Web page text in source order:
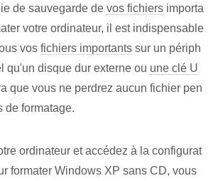
de sauvegarde de vos fichiers importa
votre ordinateur, il est indispensable
vos fichiers importants sur un périph
qu'un disque dur externe ou une clé U
que vous ne perdrez aucun fichier pen
de formatage.
ordinateur et accédez à la configurat
formater Windows XP sans CD, vous